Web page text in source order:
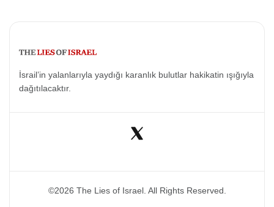
İsrail’in yalanlarıyla yaydığı karanlık bulutlar hakikatin ışığıyla
dağıtılacaktır.
©2026 The Lies of Israel. All Rights Reserved.